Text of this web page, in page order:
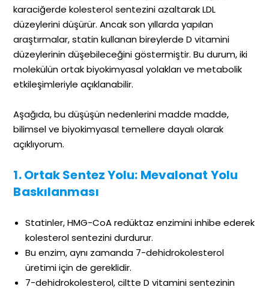
karaciğerde kolesterol sentezini azaltarak LDL
düzeylerini düşürür. Ancak son yıllarda yapılan
araştırmalar, statin kullanan bireylerde D vitamini
düzeylerinin düşebileceğini göstermiştir. Bu durum, iki
molekülün ortak biyokimyasal yolakları ve metabolik
etkileşimleriyle açıklanabilir.
Aşağıda, bu düşüşün nedenlerini madde madde,
bilimsel ve biyokimyasal temellere dayalı olarak
açıklıyorum.
1. Ortak Sentez Yolu: Mevalonat Yolu
Baskılanması
Statinler, HMG-CoA redüktaz enzimini inhibe ederek
kolesterol sentezini durdurur.
Bu enzim, aynı zamanda 7-dehidrokolesterol
üretimi için de gereklidir.
7-dehidrokolesterol, ciltte D vitamini sentezinin